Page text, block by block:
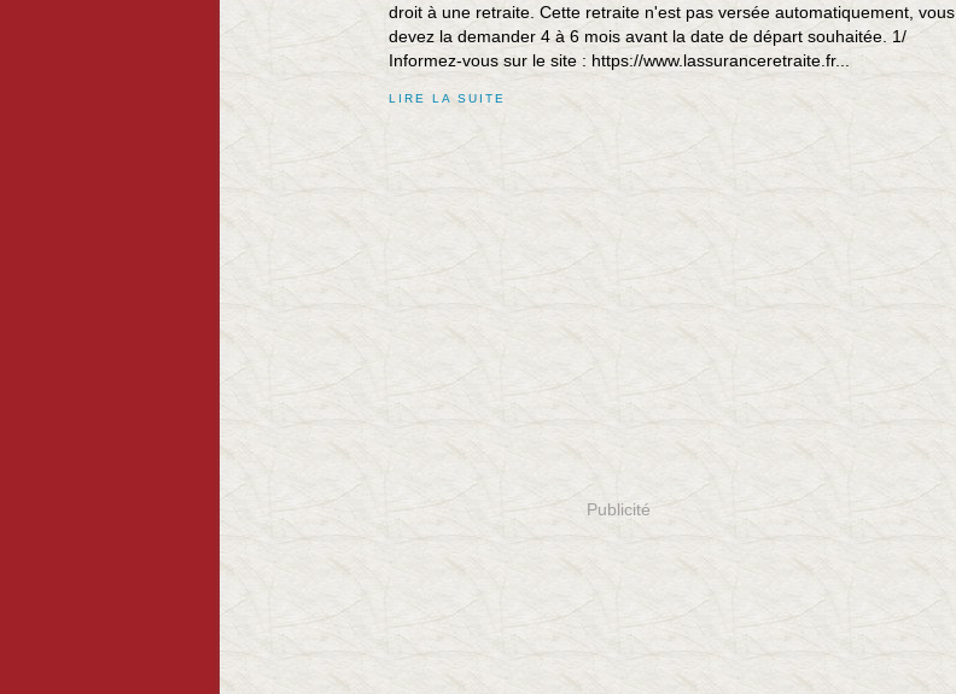
droit à une retraite. Cette retraite n'est pas versée automatiquement, vous
devez la demander 4 à 6 mois avant la date de départ souhaitée. 1/
Informez-vous sur le site : https://www.lassuranceretraite.fr...
LIRE LA SUITE
Publicité